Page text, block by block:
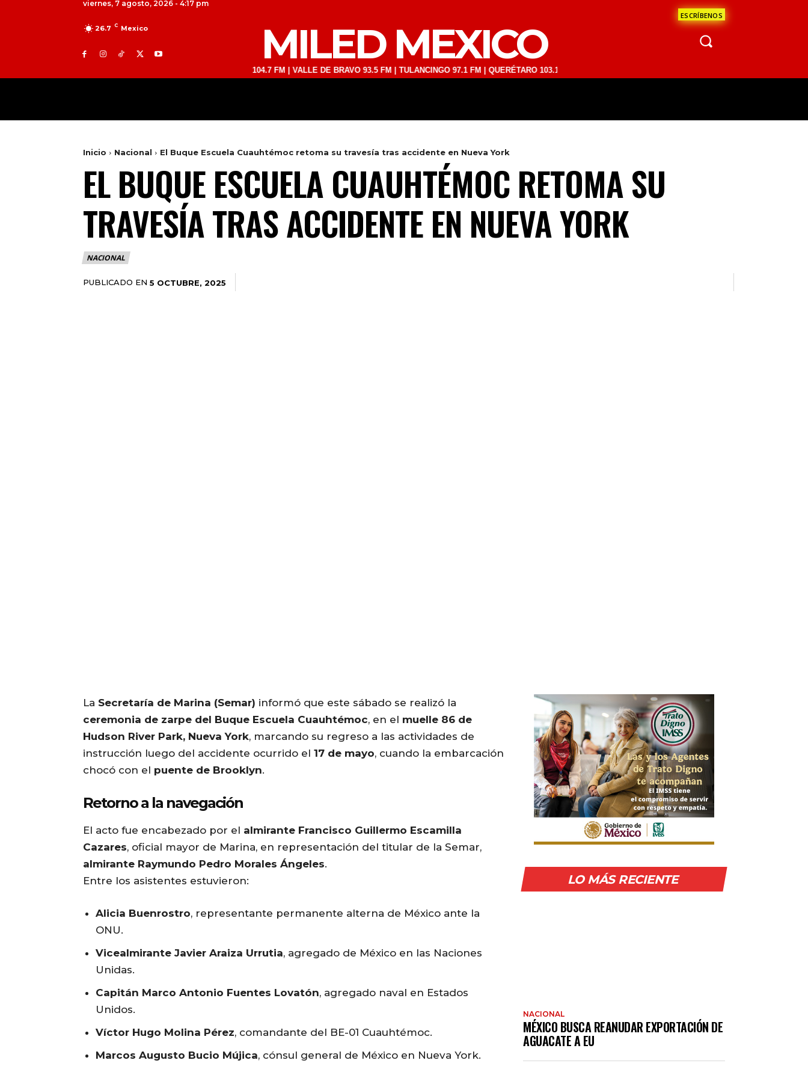
viernes, 7 agosto, 2026 - 4:17 pm
ESCRÍBENOS
26.7 C Mexico MILED MEXICO
TOLUCA 98.9 FM | ATLACOMULCO 104.7 FM | VALLE DE BRAVO 93.5 FM | TULANCINGO 97.1 FM | QUERÉTARO 103.1 FM | SAN JUAN DEL RÍO 93.1 FM | GUADALAJARA 1510 AM | LA PAZ
Inicio Nacional El Buque Escuela Cuauhtémoc retoma su travesía tras accidente en Nueva York
EL BUQUE ESCUELA CUAUHTÉMOC RETOMA SU
TRAVESÍA TRAS ACCIDENTE EN NUEVA YORK
NACIONAL
PUBLICADO EN 5 OCTUBRE, 2025
La Secretaría de Marina (Semar) informó que este sábado se realizó la
ceremonia de zarpe del Buque Escuela Cuauhtémoc, en el muelle 86 de
Hudson River Park, Nueva York, marcando su regreso a las actividades de
instrucción luego del accidente ocurrido el 17 de mayo, cuando la embarcación
chocó con el puente de Brooklyn.
Retorno a la navegación
El acto fue encabezado por el almirante Francisco Guillermo Escamilla
Cazares, oficial mayor de Marina, en representación del titular de la Semar,
almirante Raymundo Pedro Morales Ángeles.
Entre los asistentes estuvieron:
Alicia Buenrostro, representante permanente alterna de México ante la
ONU.
Vicealmirante Javier Araiza Urrutia, agregado de México en las Naciones
Unidas.
Capitán Marco Antonio Fuentes Lovatón, agregado naval en Estados
Unidos.
Víctor Hugo Molina Pérez, comandante del BE-01 Cuauhtémoc.
Marcos Augusto Bucio Mújica, cónsul general de México en Nueva York.
LO MÁS RECIENTE
NACIONAL
MÉXICO BUSCA REANUDAR EXPORTACIÓN DE
AGUACATE A EU